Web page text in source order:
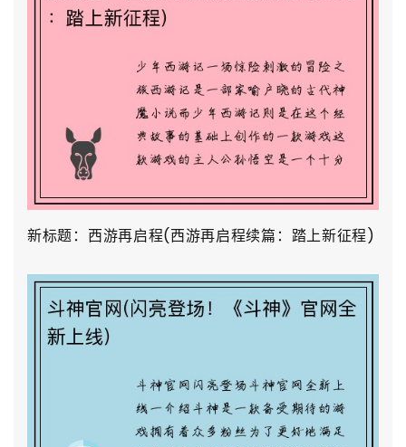
新标题：西游再启程(西游再启程续篇：踏上新征程)